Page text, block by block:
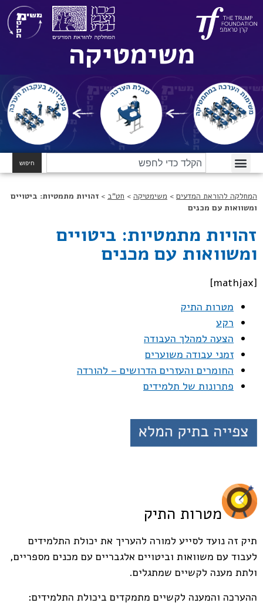
משימטיקה
חיפוש
המחלקה להוראת המדעים > משימטיקה > חט"ב > זהויות מתמטיות: ביטויים
ומשוואות עם מכנים
זהויות מתמטיות: ביטויים
ומשוואות עם מכנים
[mathjax]
מטרות התיק
רקע
הצעה למהלך העבודה
זמני עבודה משוערים
החומרים והעזרים הדרושים – להורדה
פתרונות של תלמידים
מטרות התיק
תיק זה נועד לסייע למורה להעריך את יכולת התלמידים
לעבוד עם משוואות וביטויים אלגבריים עם מכנים מספריים,
ולתת מענה לקשיים שמתגלים.
ההערכה והמענה לקשיים מתמקדים ביכולת התלמידים: